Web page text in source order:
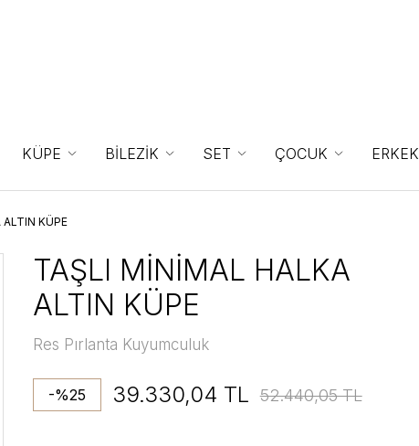
KÜPE BİLEZİK SET ÇOCUK ERKEK
KÜPE
TAŞLI MİNİMAL HALKA
ALTIN KÜPE
Res Pırlanta Kuyumculuk
-%25 39.330,04 TL 52.440,05 TL